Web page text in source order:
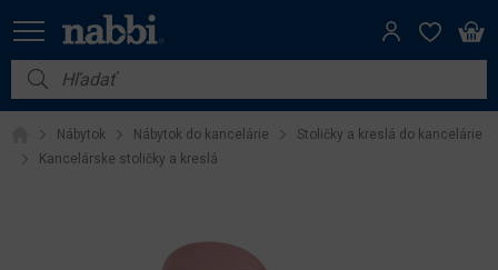
Nábytok
Vybavenie do domácnosti
Nábytok Nábytok do kancelárie
Stoličky a kreslá do kancelárie
Kancelárske stoličky a kreslá